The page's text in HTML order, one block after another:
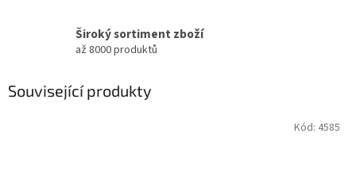
Široký sortiment zboží
až 8000 produktů
Související produkty
Kód: 4585